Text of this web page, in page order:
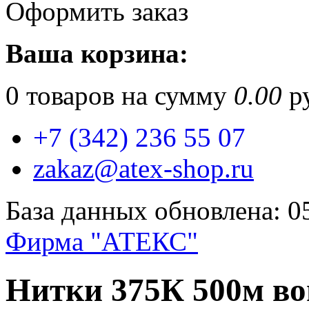
Оформить заказ
Ваша корзина:
0 товаров на сумму 0.00
+7 (342) 236 55 07
zakaz@atex-shop.ru
База данных обновлена:
Фирма "АТЕКС"
Нитки 375К 500м